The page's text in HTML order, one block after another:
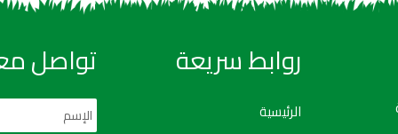
روابط سريعة
الرئيسية
تواصل